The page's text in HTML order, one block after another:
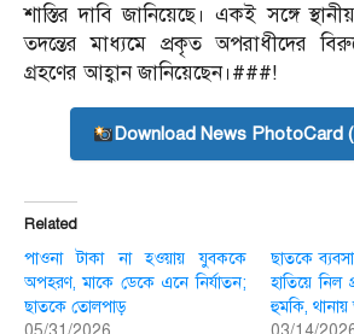
শাস্তির দাবি জানিয়েছে। একই সঙ্গে
তদন্তের মাধ্যমে প্রকৃত অপরাধীদের
গ্রহণের আহ্বান জানিয়েছেন।###!
Download News PhotoCard
Related
পাওনা টাকা না হওয়ায় যুবককে
অপহরণ, মাকে ডেকে এনে নির্যাতন;
ছাতকে তোলপাড়
ছাতকে
হাতিয়ে নিল
হুমকি,